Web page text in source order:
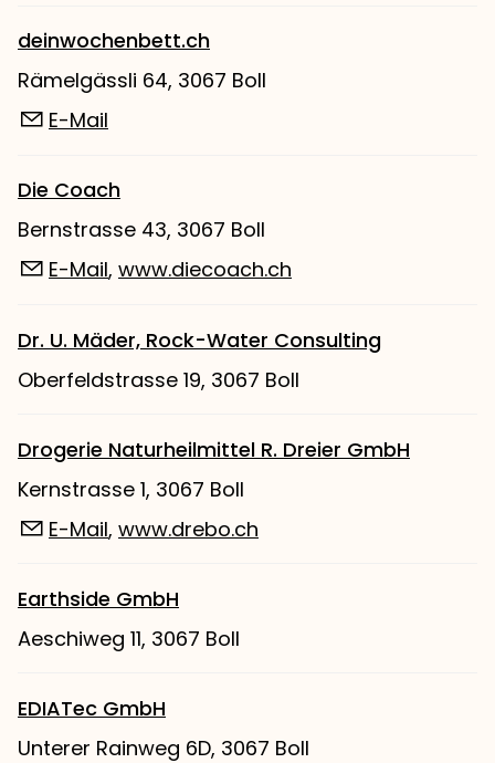
deinwochenbett.ch
Rämelgässli 64, 3067 Boll
E-Mail
Die Coach
Bernstrasse 43, 3067 Boll
E-Mail, www.diecoach.ch
Dr. U. Mäder, Rock-Water Consulting
Oberfeldstrasse 19, 3067 Boll
Drogerie Naturheilmittel R. Dreier GmbH
Kernstrasse 1, 3067 Boll
E-Mail, www.drebo.ch
Earthside GmbH
Aeschiweg 11, 3067 Boll
EDIATec GmbH
Unterer Rainweg 6D, 3067 Boll